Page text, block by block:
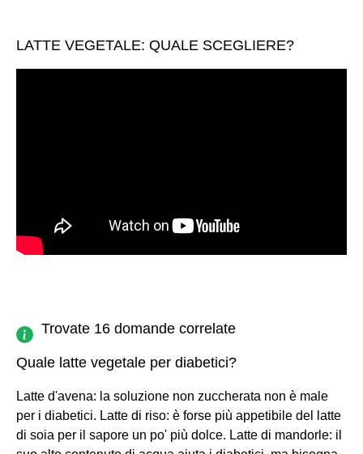
LATTE VEGETALE: QUALE SCEGLIERE?
Trovate 16 domande correlate
Quale latte vegetale per diabetici?
Latte d'avena: la soluzione non zuccherata non è male
per i diabetici. Latte di riso: è forse più appetibile del latte
di soia per il sapore un po' più dolce. Latte di mandorle: il